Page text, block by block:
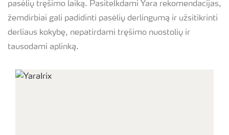
pasėlių tręšimo laiką. Pasitelkdami Yara rekomendacijas,
žemdirbiai gali padidinti pasėlių derlingumą ir užsitikrinti
derliaus kokybę, nepatirdami tręšimo nuostolių ir
tausodami aplinką.